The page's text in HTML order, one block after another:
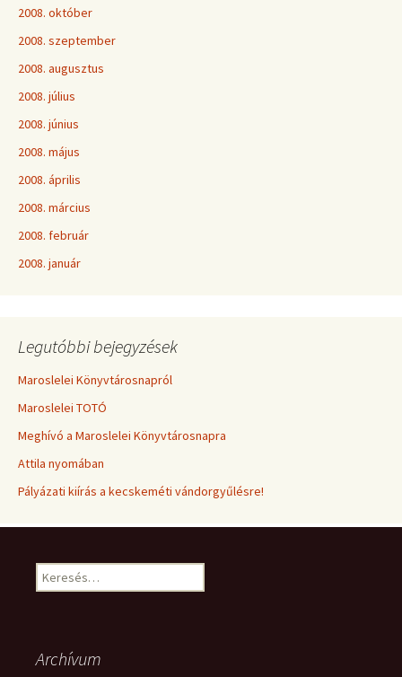
2008. október
2008. szeptember
2008. augusztus
2008. július
2008. június
2008. május
2008. április
2008. március
2008. február
2008. január
Legutóbbi bejegyzések
Maroslelei Könyvtárosnapról
Maroslelei TOTÓ
Meghívó a Maroslelei Könyvtárosnapra
Attila nyomában
Pályázati kiírás a kecskeméti vándorgyűlésre!
Keresés:
Archívum